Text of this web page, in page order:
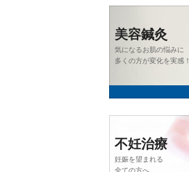
美容鍼灸
気になるお肌の悩みに
多くの方が変化を実感！
不妊治療
妊娠を望まれる
全ての方へ